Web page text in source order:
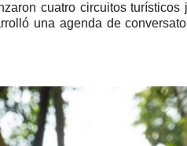
cuatro circuitos
una agenda de